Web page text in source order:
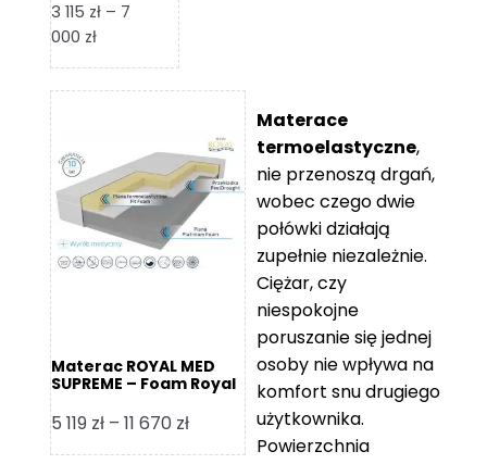
3 115 zł – 7
000 złZakres
od
7
000 zł
Materac ROYAL MED
SUPREME – Foam Royal
5 119 zł – 11 670 złZakres
cen:
Materace
termoelastyczne,
nie przenoszą drgań,
wobec czego dwie
połówki działają
zupełnie niezależnie.
Ciężar, czy
niespokojne
poruszanie się jednej
osoby nie wpływa na
komfort snu drugiego
użytkownika.
Powierzchnia